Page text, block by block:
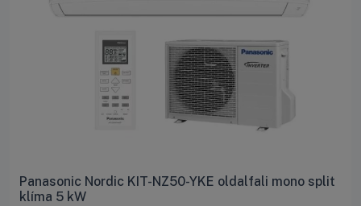
Panasonic Nordic KIT-NZ50-YKE oldalfali mono split
klíma 5 kW